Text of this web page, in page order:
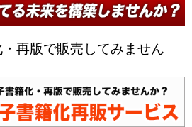
再版で販売してみません